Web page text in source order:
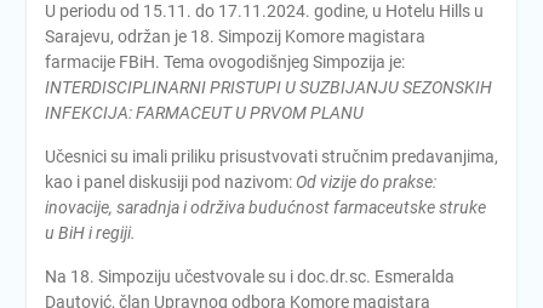
U periodu od 15.11. do 17.11.2024. godine, u Hotelu Hills u
Sarajevu, održan je 18. Simpozij Komore magistara
farmacije FBiH. Tema ovogodišnjeg Simpozija je:
INTERDISCIPLINARNI PRISTUPI U SUZBIJANJU SEZONSKIH
INFEKCIJA: FARMACEUT U PRVOM PLANU
Učesnici su imali priliku prisustvovati stručnim predavanjima,
kao i panel diskusiji pod nazivom: Od vizije do prakse:
inovacije, saradnja i održiva budućnost farmaceutske struke
u BiH i regiji.
Na 18. Simpoziju učestvovale su i doc.dr.sc. Esmeralda
Dautović, član Upravnog odbora Komore magistara